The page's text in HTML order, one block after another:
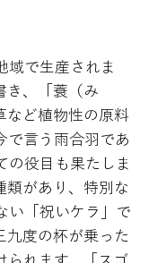
域で生産されま
き、「蓑（み
など植物性の原料
で言う雨合羽であ
の役目も果たしま
類があり、特別な
い「祝いケラ」で
九度の杯が乗った
られます。「スゴ